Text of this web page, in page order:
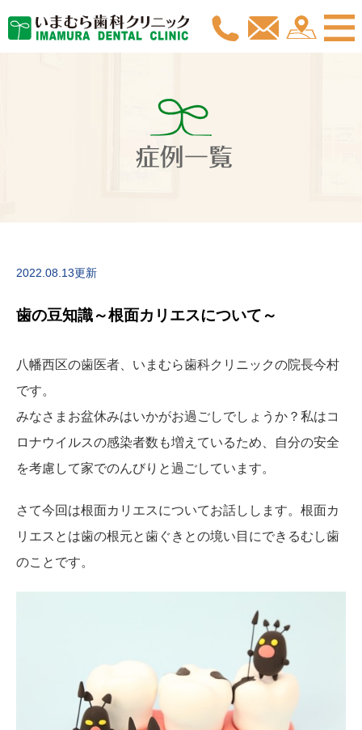
症例一覧
2022.08.13更新
歯の豆知識～根面カリエスについて～
八幡西区の歯医者、いまむら歯科クリニックの院長今村
です。
みなさまお盆休みはいかがお過ごしでしょうか？私はコ
ロナウイルスの感染者数も増えているため、自分の安全
を考慮して家でのんびりと過ごしています。
さて今回は根面カリエスについてお話しします。根面カ
リエスとは歯の根元と歯ぐきとの境い目にできるむし歯
のことです。